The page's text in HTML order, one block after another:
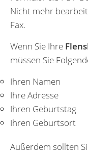
Nicht mehr
Fax.
Wenn Sie Ihre
müssen Sie
Ihren Namen
Ihre Adresse
Ihren Geburtstag
Ihren Geburtsort
Außerdem sollten